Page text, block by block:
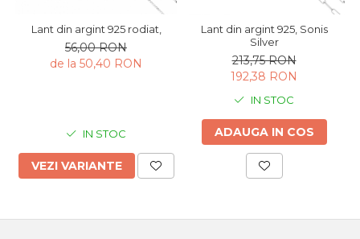
Lant din argint 925 rodiat,
56,00 RON
de la 50,40 RON
IN STOC
VEZI VARIANTE
Lant din argint 925, Sonis
Silver
213,75 RON
192,38 RON
IN STOC
ADAUGA IN COS